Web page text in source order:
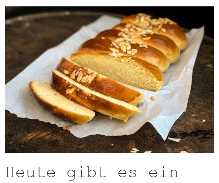
Heute gibt es ein